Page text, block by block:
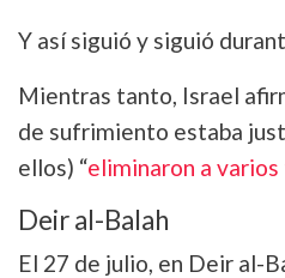
Y así siguió y siguió
Mientras tanto, Israel
de sufrimiento estaba
ellos) “eliminaron a
Deir al-Balah
El 27 de julio, en Deir al-